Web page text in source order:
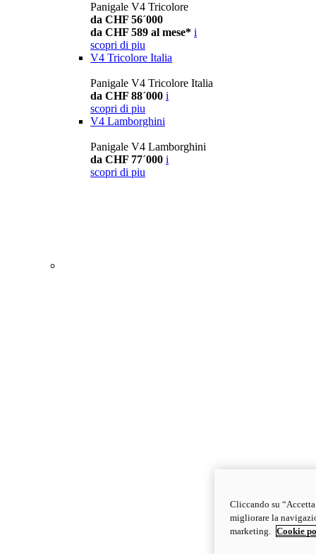
Panigale V4 Tricolore
da CHF 56´000
da CHF 589 al mese* i
scopri di piu
V4 Tricolore Italia
Panigale V4 Tricolore Italia
da CHF 88´000 i
scopri di piu
V4 Lamborghini
Panigale V4 Lamborghini
da CHF 77´000 i
scopri di piu
Cliccando su
migliorare la
marketing.
Cookie